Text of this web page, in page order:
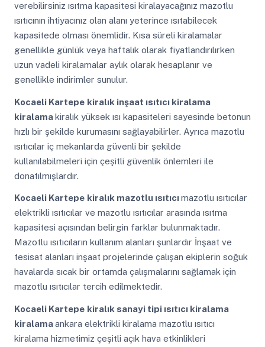
verebilirsiniz ısıtma kapasitesi kiralayacağınız mazotlu
ısıtıcının ihtiyacınız olan alanı yeterince ısıtabilecek
kapasitede olması önemlidir. Kısa süreli kiralamalar
genellikle günlük veya haftalık olarak fiyatlandırılırken
uzun vadeli kiralamalar aylık olarak hesaplanır ve
genellikle indirimler sunulur.
Kocaeli Kartepe kiralık inşaat ısıtıcı kiralama
kiralamakiralık yüksek ısı kapasiteleri sayesinde betonun
hızlı bir şekilde kurumasını sağlayabilirler. Ayrıca mazotlu
ısıtıcılar iç mekanlarda güvenli bir şekilde
kullanılabilmeleri için çeşitli güvenlik önlemleri ile
donatılmışlardır.
Kocaeli Kartepe kiralık mazotlu ısıtıcımazotlu ısıtıcılar
elektrikli ısıtıcılar ve mazotlu ısıtıcılar arasında ısıtma
kapasitesi açısından belirgin farklar bulunmaktadır.
Mazotlu ısıtıcıların kullanım alanları şunlardır İnşaat ve
tesisat alanları inşaat projelerinde çalışan ekiplerin soğuk
havalarda sıcak bir ortamda çalışmalarını sağlamak için
mazotlu ısıtıcılar tercih edilmektedir.
Kocaeli Kartepe kiralık sanayi tipi ısıtıcı kiralama
kiralamaankara elektrikli kiralama mazotlu ısıtıcı
kiralama hizmetimiz çeşitli açık hava etkinlikleri